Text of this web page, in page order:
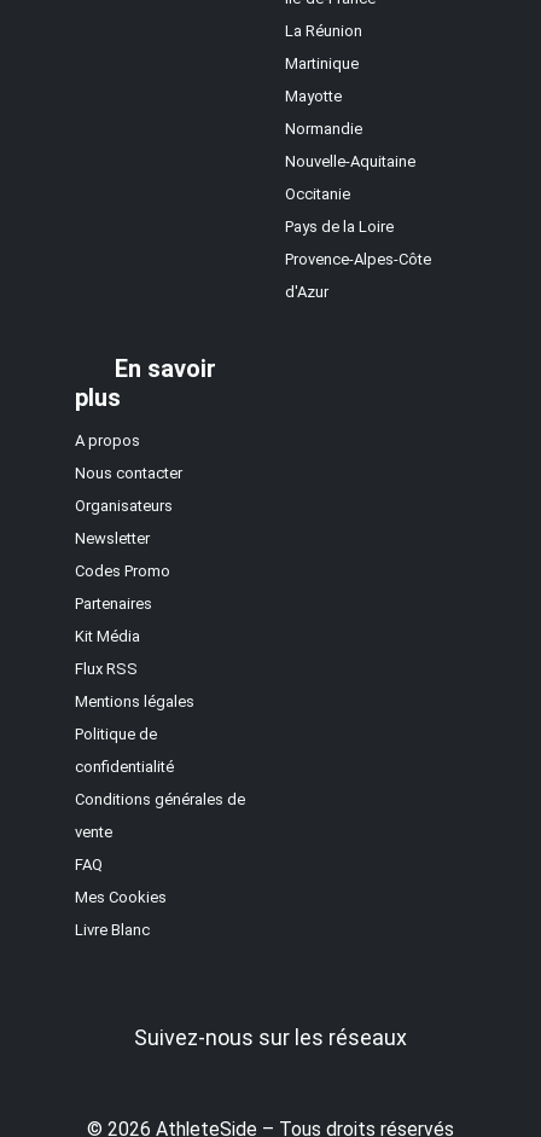
La Réunion
Martinique
Mayotte
Normandie
Nouvelle-Aquitaine
Occitanie
Pays de la Loire
Provence-Alpes-Côte
d'Azur
En savoir
plus
A propos
Nous contacter
Organisateurs
Newsletter
Codes Promo
Partenaires
Kit Média
Flux RSS
Mentions légales
Politique de
confidentialité
Conditions générales de
vente
FAQ
Mes Cookies
Livre Blanc
Suivez-nous sur les réseaux
© 2026 AthleteSide – Tous droits réservés